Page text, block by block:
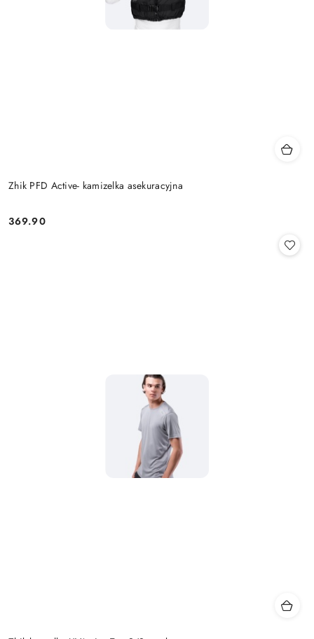
Zhik PFD Active- kamizelka asekuracyjna
Cena:
369.90